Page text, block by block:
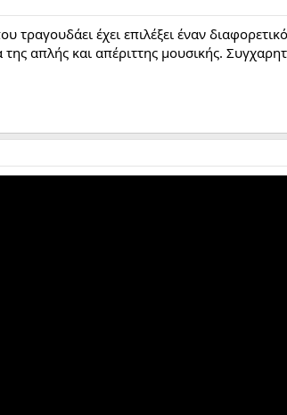
τραγουδάει έχει επιλέξει έναν
απλής και απέριττης μουσικής.